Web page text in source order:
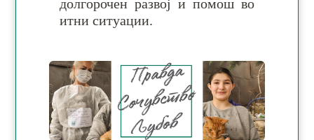
дол­го­ро­чен раз­вој и по­мош во
итни си­ту­ации.